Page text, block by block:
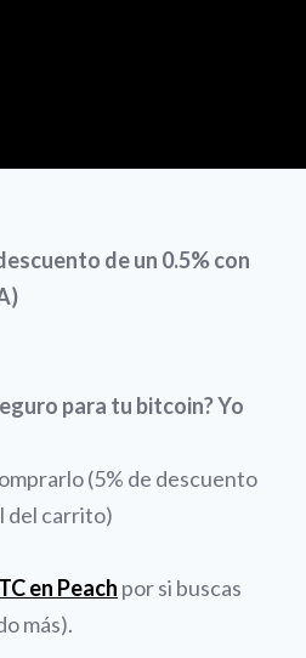
de un 0.5% con
para tu bitcoin? Yo
(5% de descuento
del carrito)
en Peach por si buscas
más).